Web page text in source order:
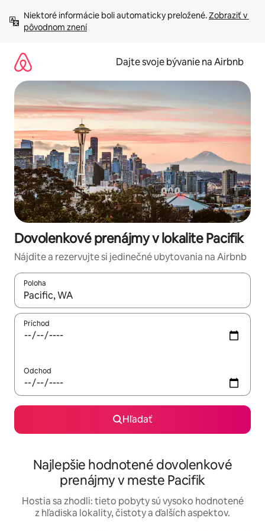
obsah.
Niektoré informácie boli automaticky preložené. Zobraziť v
pôvodnom znení
Dajte svoje bývanie na Airbnb
Dovolenkové prenájmy v lokalite Pacifik
Nájdite a rezervujte si jedinečné ubytovania na Airbnb
Poloha
Keď budú výsledky k dispozícii, môžete si ich prechádzať
Príchod
Odchod
Hľadať
Najlepšie hodnotené dovolenkové
prenájmy v meste Pacifik
Hostia sa zhodli: tieto pobyty sú vysoko hodnotené
z hľadiska lokality, čistoty a ďalších aspektov.